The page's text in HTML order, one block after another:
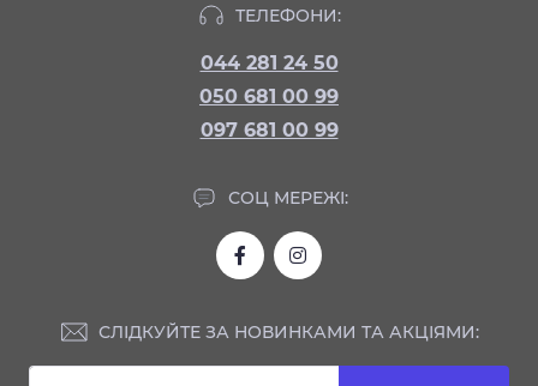
ТЕЛЕФОНИ:
044 281 24 50
050 681 00 99
097 681 00 99
СОЦ МЕРЕЖІ:
СЛІДКУЙТЕ ЗА НОВИНКАМИ ТА АКЦІЯМИ: